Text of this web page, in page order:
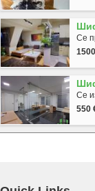
Се
Се
550